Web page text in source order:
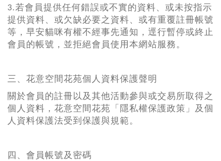
3.若會員提供任何錯誤或不實的資料、或未按指示
提供資料、或欠缺必要之資料、或有重覆註冊帳號
等，早安貓咪有權不經事先通知，逕行暫停或終止
會員的帳號，並拒絕會員使用本網站服務。
三、花意空間花苑個人資料保護聲明
關於會員的註冊以及其他活動參與或交易所取得之
個人資料，花意空間花苑「隱私權保護政策」及個
人資料保護法受到保護與規範。
四、會員帳號及密碼